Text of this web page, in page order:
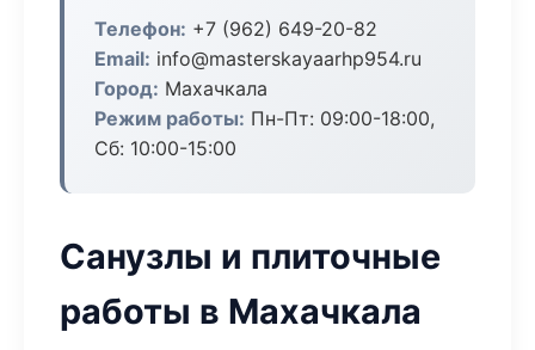
Телефон: +7 (962) 649-20-82
Email: info@masterskayaarhp954.ru
Город: Махачкала
Режим работы: Пн-Пт: 09:00-18:00,
Сб: 10:00-15:00
Санузлы и плиточные
работы в Махачкала